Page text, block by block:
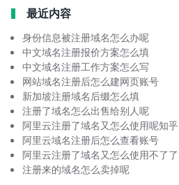
最近内容
身份信息被注册域名怎么办呢
中文域名注册报价方案怎么填
中文域名注册工作方案怎么写
网站域名注册后怎么建网页账号
新加坡注册域名后缀怎么填
注册了域名怎么出售给别人呢
阿里云注册了域名又怎么使用呢知乎
阿里云域名注册后怎么查看账号
阿里云注册了域名又怎么使用不了了
注册来的域名怎么卖掉呢